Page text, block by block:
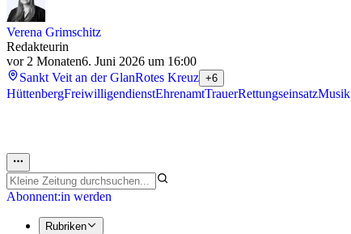
Verena Grimschitz
Redakteurin
vor 2 Monaten6. Juni 2026 um 16:00
Sankt Veit an der GlanRotes Kreuz +6
HüttenbergFreiwilligendienstEhrenamtTrauerRettungseinsatzMusik
Abonnent:in werden
Rubriken